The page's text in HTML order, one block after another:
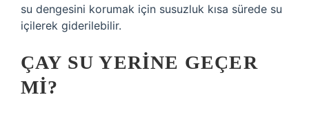
su dengesini korumak için susuzluk kısa sürede su
içilerek giderilebilir.
ÇAY SU YERINE GEÇER
MI?